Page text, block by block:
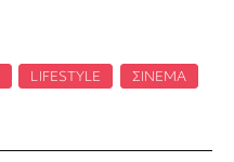
LIFESTYLE ΣΙΝΕΜΆ